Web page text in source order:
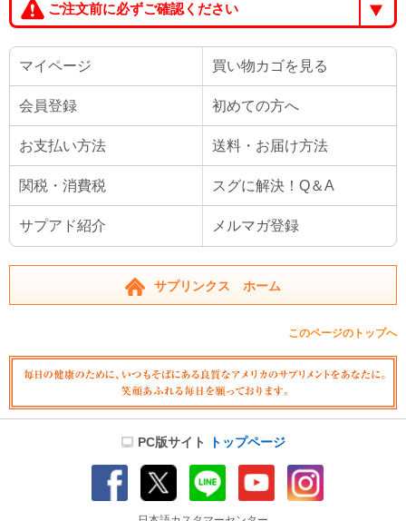
ご注文前に必ずご確認ください
マイページ 買い物カゴを見る
会員登録 初めての方へ
お支払い方法 送料・お届け方法
関税・消費税 スグに解決！Q＆A
サプアド紹介 メルマガ登録
サプリンクス ホーム
このページのトップへ
PC版サイト トップページ